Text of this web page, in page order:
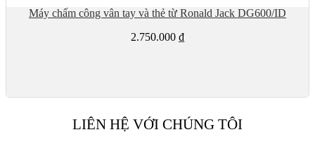
Máy chấm công vân tay và thẻ từ Ronald Jack DG600/ID
2.750.000 ₫
LIÊN HỆ VỚI CHÚNG TÔI